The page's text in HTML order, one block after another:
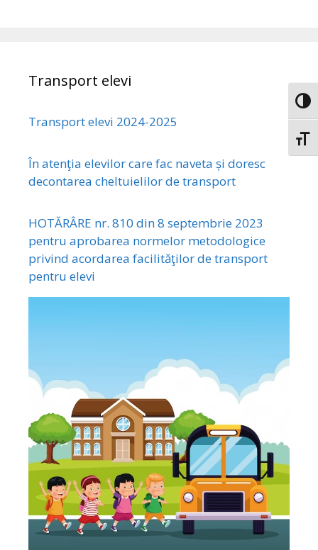
Transport elevi
Transport elevi 2024-2025
În atenţia elevilor care fac naveta și doresc
decontarea cheltuielilor de transport
HOTĂRÂRE nr. 810 din 8 septembrie 2023
pentru aprobarea normelor metodologice
privind acordarea facilităţilor de transport
pentru elevi